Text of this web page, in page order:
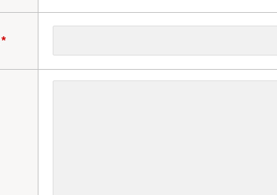
*